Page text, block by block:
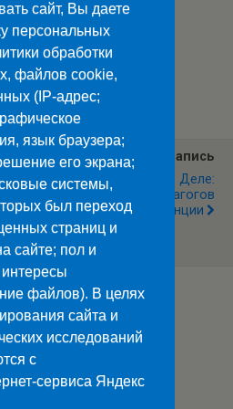
В
Следующая Запись
Нейросети В Деле:
Успешные Кейсы Педагогов
На Онлайн Конференции
Наверх
сайт, Вы даете
персональных
обработки
файлов cookie,
(IP-адрес;
язык браузера;
его экрана;
системы,
был переход
страниц и
сайте; пол и
интересы
файлов). В целях
сайта и
исследований
с
сервиса Яндекс